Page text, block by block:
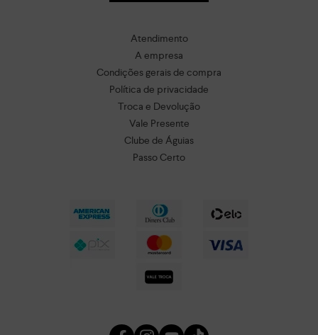
Atendimento
A empresa
Condições gerais de compra
Política de privacidade
Troca e Devolução
Vale Presente
Clube de Águias
Passo Certo